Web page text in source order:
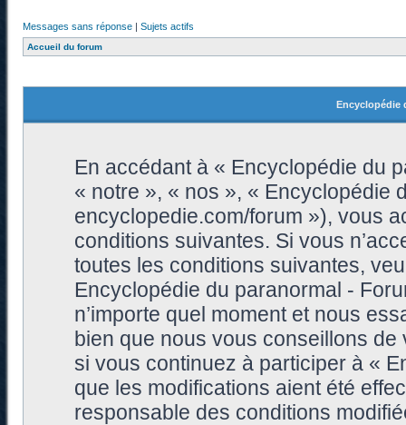
Messages sans réponse | Sujets actifs
Accueil du forum
Encyclopédie
En accédant à « Encyclopédie du
« notre », « nos », « Encyclopédie
encyclopedie.com/forum »), vous
conditions suivantes. Si vous
toutes les conditions suivantes,
Encyclopédie du paranormal -
n’importe quel moment et nous
bien que nous vous conseillons
si vous continuez à participer à «
que les modifications aient été
responsable des conditions